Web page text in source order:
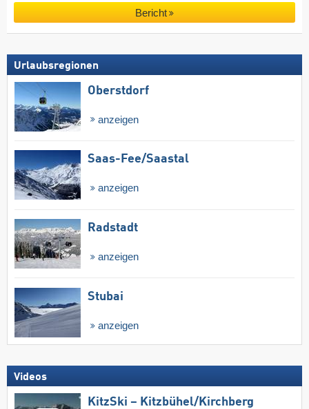
Bericht
Urlaubsregionen
Oberstdorf
anzeigen
Saas-Fee/​Saastal
anzeigen
Radstadt
anzeigen
Stubai
anzeigen
Videos
KitzSki – Kitzbühel/​Kirchberg